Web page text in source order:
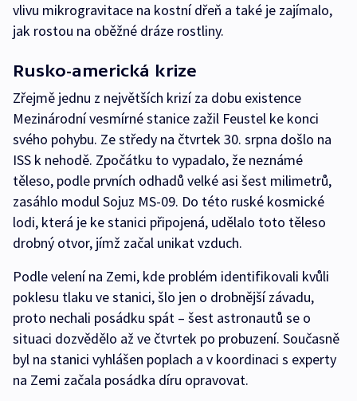
vlivu mikrogravitace na kostní dřeň a také je zajímalo,
jak rostou na oběžné dráze rostliny.
Rusko-americká krize
Zřejmě jednu z největších krizí za dobu existence
Mezinárodní vesmírné stanice zažil Feustel ke konci
svého pohybu. Ze středy na čtvrtek 30. srpna došlo na
ISS k nehodě. Zpočátku to vypadalo, že neznámé
těleso, podle prvních odhadů velké asi šest milimetrů,
zasáhlo modul Sojuz MS-09. Do této ruské kosmické
lodi, která je ke stanici připojená, udělalo toto těleso
drobný otvor, jímž začal unikat vzduch.
Podle velení na Zemi, kde problém identifikovali kvůli
poklesu tlaku ve stanici, šlo jen o drobnější závadu,
proto nechali posádku spát – šest astronautů se o
situaci dozvědělo až ve čtvrtek po probuzení. Současně
byl na stanici vyhlášen poplach a v koordinaci s experty
na Zemi začala posádka díru opravovat.